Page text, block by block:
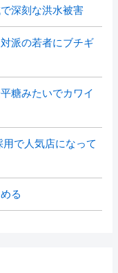
深刻な洪水被害
派の若者にブチギ
糖みたいでカワイ
用で人気店になって
る